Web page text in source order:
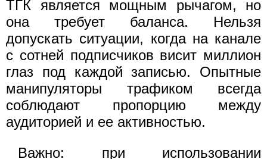
ТГК является мощным рычагом, но
она требует баланса. Нельзя
допускать ситуации, когда на канале
с сотней подписчиков висит миллион
глаз под каждой записью. Опытные
манипуляторы трафиком всегда
соблюдают пропорцию между
аудиторией и ее активностью.
Важно: при использовании